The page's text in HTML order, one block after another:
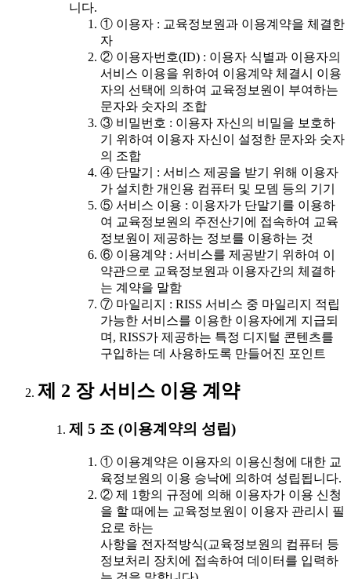
니다.
① 이용자 : 교육정보원과 이용계약을 체결한
자
② 이용자번호(ID) : 이용자 식별과 이용자의
서비스 이용을 위하여 이용계약 체결시 이용
자의 선택에 의하여 교육정보원이 부여하는
문자와 숫자의 조합
③ 비밀번호 : 이용자 자신의 비밀을 보호하
기 위하여 이용자 자신이 설정한 문자와 숫자
의 조합
④ 단말기 : 서비스 제공을 받기 위해 이용자
가 설치한 개인용 컴퓨터 및 모뎀 등의 기기
⑤ 서비스 이용 : 이용자가 단말기를 이용하
여 교육정보원의 주전산기에 접속하여 교육
정보원이 제공하는 정보를 이용하는 것
⑥ 이용계약 : 서비스를 제공받기 위하여 이
약관으로 교육정보원과 이용자간의 체결하
는 계약을 말함
⑦ 마일리지 : RISS 서비스 중 마일리지 적립
가능한 서비스를 이용한 이용자에게 지급되
며, RISS가 제공하는 특정 디지털 콘텐츠를
구입하는 데 사용하도록 만들어진 포인트
제 2 장 서비스 이용 계약
제 5 조 (이용계약의 성립)
① 이용계약은 이용자의 이용신청에 대한 교
육정보원의 이용 승낙에 의하여 성립됩니다.
② 제 1항의 규정에 의해 이용자가 이용 신청
을 할 때에는 교육정보원이 이용자 관리시 필
요로 하는
사항을 전자적방식(교육정보원의 컴퓨터 등
정보처리 장치에 접속하여 데이터를 입력하